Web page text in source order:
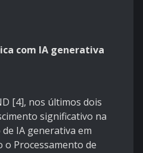
com IA generativa
[4], nos últimos dois
significativo na
IA generativa em
o Processamento de